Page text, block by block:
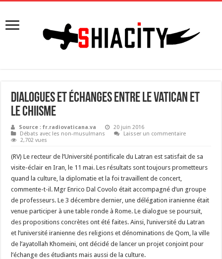
Dialogues et échanges entre le Vatican et
le chiisme
Source : fr.radiovaticana.va
20 juin 2016
Débats avec les non-musulmans
Laisser un commentaire
2,702 vues
(RV) Le recteur de l’Université pontificale du Latran est satisfait de sa
visite-éclair en Iran, le 11 mai. Les résultats sont toujours prometteurs
quand la culture, la diplomatie et la foi travaillent de concert,
commente-t-il. Mgr Enrico Dal Covolo était accompagné d’un groupe
de professeurs. Le 3 décembre dernier, une délégation iranienne était
venue participer à une table ronde à Rome. Le dialogue se poursuit,
des propositions concrètes ont été faites. Ainsi, l’université du Latran
et l’université iranienne des religions et dénominations de Qom, la ville
de l’ayatollah Khomeini, ont décidé de lancer un projet conjoint pour
l’échange des étudiants mais aussi de la culture.